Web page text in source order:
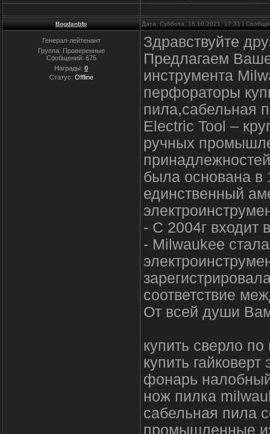
Bogdanbfp Дата: Суббота, 16.10.2021, 17:31 |
Генерал-лейтенант
Группа: Проверенные
Сообщений: 675
Награды: 0
Статус: Offline
Здравствуйте
Предлагаем
инструмента
перфораторы
пила,сабельная
Electric Tool –
ручных
была основана в
единственный
- С 2004г входит
- Milwaukee
соответствие
От всей души
купить сверло
купить
фонарь
нож пилка
сабельная пила
промышленные